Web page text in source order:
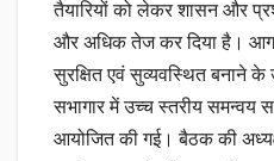
तैयारियों को लेकर शासन और
और अधिक तेज कर दिया है।
सुरक्षित एवं सुव्यवस्थित बनाने के
सभागार में उच्च स्तरीय समन्वय
आयोजित की गई। बैठक की